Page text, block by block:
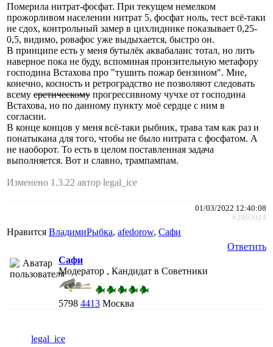
Померила нитрат-фосфат. При текущем немелком
прожорливом населении нитрат 5, фосфат ноль, тест всё-таки
не сдох, контрольный замер в цихлиднике показывает 0,25-
0,5, видимо, ровафос уже выдыхается, быстро он.
В принципе есть у меня бутылёк аквабаланс тотал, но лить
наверное пока не буду, вспоминая пронзительную метафору
господина Встахова про "тушить пожар бензином". Мне,
конечно, косность и ретроградство не позволяют следовать
всему еретическому прогрессивному чучхе от господина
Встахова, но по данному пункту моё сердце с ним в
согласии.
В конце концов у меня всё-таки рыбник, трава там как раз и
понатыкана для того, чтобы не было нитрата с фосфатом. А
не наоборот. То есть в целом поставленная задача
выполняется. Вот и славно, трампампам.
Изменено 1.3.22 автор legal_ice
01/03/2022 12:40:08
#2993024
Нравится ВладимиРыбка, afedorow, Сафи
Ответить
Сафи
Модератор , Кандидат в Советники
5798 4413 Москва
legal_ice